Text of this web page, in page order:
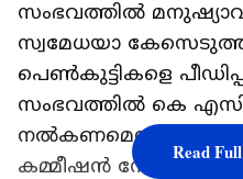
സംഭവത്തിൽ
സ്വമേധയാ
പെണ്‍കുട്ടികളെ
സംഭവത്തിൽ കെ
നൽകണമെന്ന്
കമ്മീഷൻ നോട്ടീസ്
Read